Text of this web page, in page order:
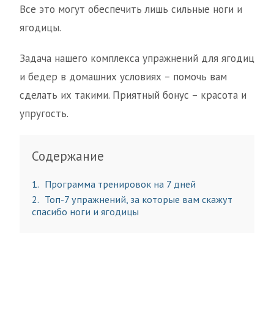
Все это могут обеспечить лишь сильные ноги и
ягодицы.
Задача нашего комплекса упражнений для ягодиц
и бедер в домашних условиях – помочь вам
сделать их такими. Приятный бонус – красота и
упругость.
Содержание
1
Программа тренировок на 7 дней
2
Топ-7 упражнений, за которые вам скажут
спасибо ноги и ягодицы